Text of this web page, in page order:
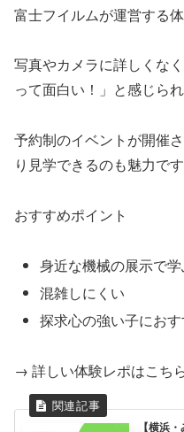
富士フイルムが運営する体
写真やカメラに詳しくな
って面白い！」と感じら
予約制のイベントが開催
り見学できるのも魅力です
おすすめポイント
身近な機械の展示で
混雑しにくい
探求心の強い子にお
→ 詳しい体験レポはこち
【横浜